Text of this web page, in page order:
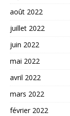
août 2022
juillet 2022
juin 2022
mai 2022
avril 2022
mars 2022
février 2022